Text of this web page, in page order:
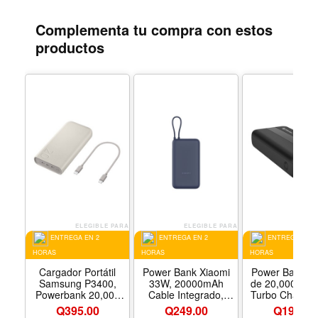
Complementa tu compra con estos
productos
ELEGIBLE PARA
ENTREGA EN 2
HORAS
Cargador Portátil
Samsung P3400,
Powerbank 20,000
Mah, Carga Rápida
Q395.00
ELEGIBLE PARA
ENTREGA EN 2
HORAS
Power Bank Xiaomi
33W, 20000mAh
Cable Integrado,
Color Azul
Q249.00
ENTREGA EN 2
HORAS
Power Bank
de 20,000
Turbo Charge
PowerQ190.00